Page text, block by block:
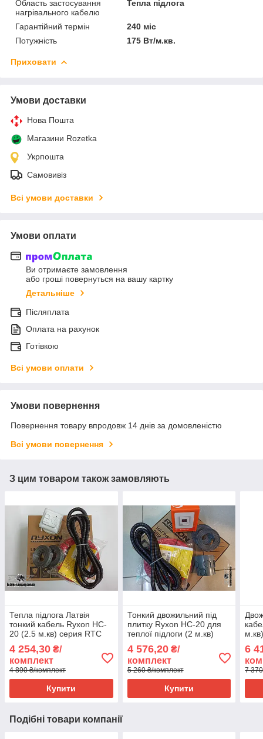
Область застосування
нагрівального кабелю
Тепла підлога
Гарантійний термін
240 міс
Потужність
175 Вт/м.кв.
Приховати
Умови доставки
Нова Пошта
Магазини Rozetka
Укрпошта
Самовивіз
Всі умови доставки
Умови оплати
Ви отримаєте замовлення
або гроші повернуться на вашу картку
Детальніше
Післяплата
Оплата на рахунок
Готівкою
Всі умови оплати
Умови повернення
Повернення товару впродовж 14 днів за домовленістю
Всі умови повернення
З цим товаром також замовляють
Тепла підлога Латвія
тонкий кабель Ryxon HC-
20 (2.5 м.кв) серия RTC
4 254,30 ₴/
комплект
4 890 ₴/комплект
Купити
Тонкий двожильний під
плитку Ryxon HC-20 для
теплої підлоги (2 м.кв)
4 576,20₴/
комплект
5 260 ₴/комплект
Купити
6
7
Подібні товари компанії